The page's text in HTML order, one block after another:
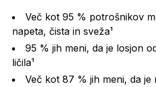
Več kot 95 % potrošnikov
napeta, čista in sveža¹
95 % jih meni, da je losjon
ličila¹
Več kot 87 % jih meni, da je